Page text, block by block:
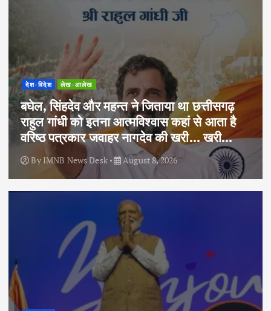
देश-विदेश लेख-आलेख
बघेल, सिंहदेव और महन्त ने जिताया था छत्तीसगढ़
राहुल गांधी को इतना आत्मविश्वास कहां से आता है
वरिष्ठ पत्रकार जवाहर नागदेव की खरी… खरी…
By IMNB News Desk August 8, 2026